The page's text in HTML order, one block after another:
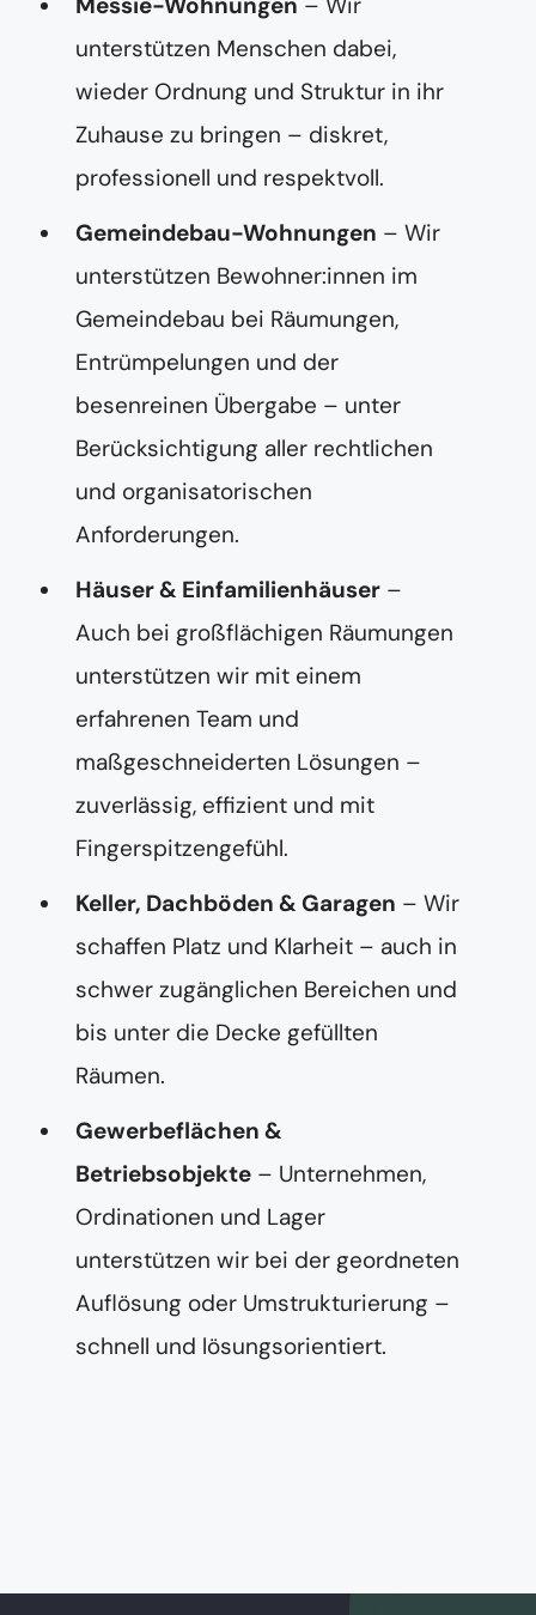
unterstützen Menschen dabei,
wieder Ordnung und Struktur in ihr
Zuhause zu bringen – diskret,
professionell und respektvoll.
Gemeindebau-Wohnungen – Wir
unterstützen Bewohner:innen im
Gemeindebau bei Räumungen,
Entrümpelungen und der
besenreinen Übergabe – unter
Berücksichtigung aller rechtlichen
und organisatorischen
Anforderungen.
Häuser & Einfamilienhäuser –
Auch bei großflächigen Räumungen
unterstützen wir mit einem
erfahrenen Team und
maßgeschneiderten Lösungen –
zuverlässig, effizient und mit
Fingerspitzengefühl.
Keller, Dachböden & Garagen – Wir
schaffen Platz und Klarheit – auch in
schwer zugänglichen Bereichen und
bis unter die Decke gefüllten
Räumen.
Gewerbeflächen &
Betriebsobjekte – Unternehmen,
Ordinationen und Lager
unterstützen wir bei der geordneten
Auflösung oder Umstrukturierung –
schnell und lösungsorientiert.